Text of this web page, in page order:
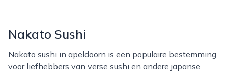
Nakato Sushi
Nakato sushi in apeldoorn is een populaire bestemming
voor liefhebbers van verse sushi en andere japanse